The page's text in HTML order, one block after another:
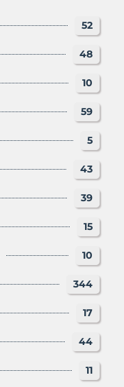
52
48
10
59
5
43
39
15
10
344
17
44
11